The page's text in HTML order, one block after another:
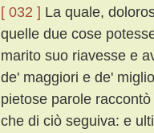
[ 032 ] La quale,
quelle due cose
marito suo riavesse e
de' maggiori e de'
pietose parole
che di ciò seguiva: e